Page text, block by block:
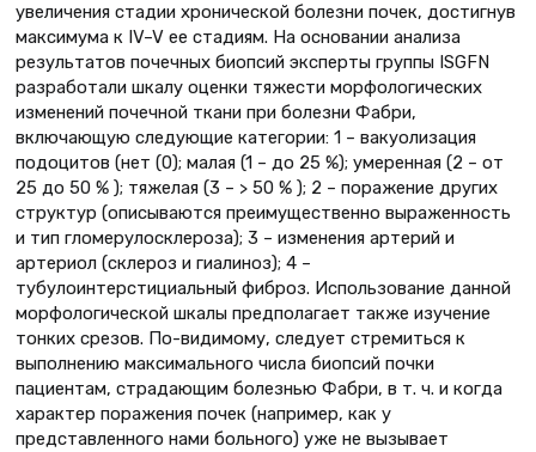
увеличения стадии хронической болезни почек, достигнув
максимума к IV–V ее стадиям. На основании анализа
результатов почечных биопсий эксперты группы ISGFN
разработали шкалу оценки тяжести морфологических
изменений почечной ткани при болезни Фабри,
включающую следующие категории: 1 – вакуолизация
подоцитов (нет (0); малая (1 – до 25 %); умеренная (2 – от
25 до 50 % ); тяжелая (3 – > 50 % ); 2 – поражение других
структур (описываются преимущественно выраженность
и тип гломерулосклероза); 3 – изменения артерий и
артериол (склероз и гиалиноз); 4 –
тубулоинтерстициальный фиброз. Использование данной
морфологической шкалы предполагает также изучение
тонких срезов. По-видимому, следует стремиться к
выполнению максимального числа биопсий почки
пациентам, страдающим болезнью Фабри, в т. ч. и когда
характер поражения почек (например, как у
представленного нами больного) уже не вызывает